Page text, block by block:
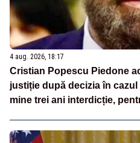
4 aug. 2026, 18:17
Cristian Popescu Piedone
justiție după decizia în
mine trei ani interdicție,